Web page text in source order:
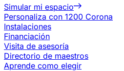
Simular mi espacio
Personaliza con 1200 Corona
Instalaciones
Financiación
Visita de asesoría
Directorio de maestros
Aprende como elegir